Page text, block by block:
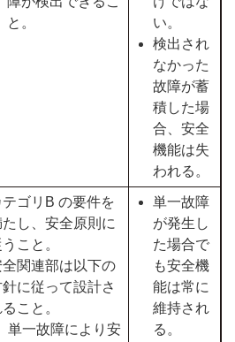
と。
い。
検出され
なかった
故障が蓄
積した場
合、安全
機能は失
われる。
テゴリB の要件を
たし、安全原則に
こと。
全関連部は以下の
針に従って設計さ
こと。
単一故障により安
単一故障
が発生し
た場合で
も安全機
能は常に
維持され
る。